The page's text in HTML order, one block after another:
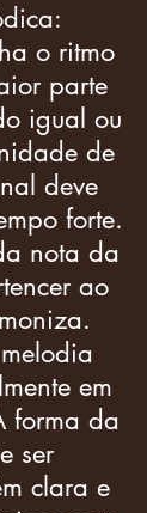
o ritmo
parte
igual ou
de
deve
forte.
nota da
ao
em
forma da
ser
clara e